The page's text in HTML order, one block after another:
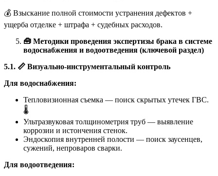
💰 Взыскание полной стоимости устранения дефектов +
ущерба отделке + штрафа + судебных расходов.
🧰 Методики проведения экспертизы брака в системе
водоснабжения и водоотведения (ключевой раздел)
5.1. 📏 Визуально-инструментальный контроль
Для водоснабжения:
Тепловизионная съемка — поиск скрытых утечек ГВС.
🌡️
Ультразвуковая толщинометрия труб — выявление
коррозии и истончения стенок.
Эндоскопия внутренней полости — поиск заусенцев,
сужений, непроваров сварки.
Для водоотведения: